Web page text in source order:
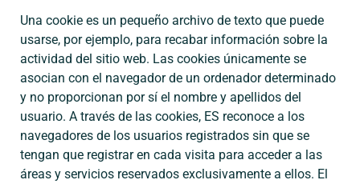
Una cookie es un pequeño archivo de texto que puede
usarse, por ejemplo, para recabar información sobre la
actividad del sitio web. Las cookies únicamente se
asocian con el navegador de un ordenador determinado
y no proporcionan por sí el nombre y apellidos del
usuario. A través de las cookies, ES reconoce a los
navegadores de los usuarios registrados sin que se
tengan que registrar en cada visita para acceder a las
áreas y servicios reservados exclusivamente a ellos. El